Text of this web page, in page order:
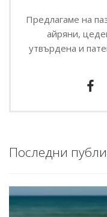
Предлагаме на
айряни,
утвърдена и
Последни